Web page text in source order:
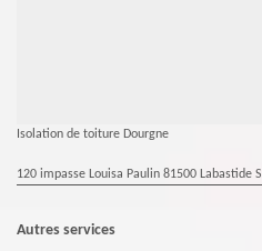
Isolation de toiture Dourgne
120 impasse Louisa Paulin 81500 Labastide
Autres services